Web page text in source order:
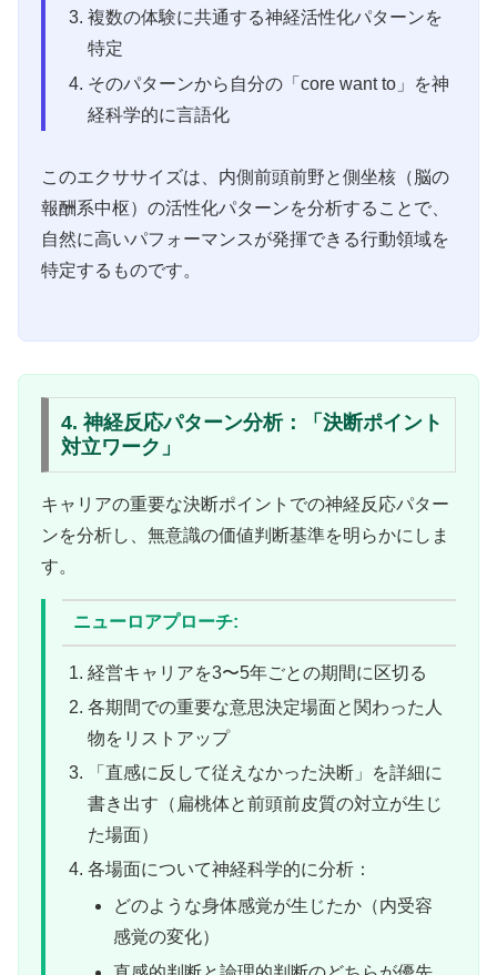
複数の体験に共通する神経活性化パターンを
特定
そのパターンから自分の「core want to」を神
経科学的に言語化
このエクササイズは、内側前頭前野と側坐核（脳の
報酬系中枢）の活性化パターンを分析することで、
自然に高いパフォーマンスが発揮できる行動領域を
特定するものです。
4. 神経反応パターン分析：「決断ポイント
対立ワーク」
キャリアの重要な決断ポイントでの神経反応パター
ンを分析し、無意識の価値判断基準を明らかにしま
す。
ニューロアプローチ:
経営キャリアを3〜5年ごとの期間に区切る
各期間での重要な意思決定場面と関わった人
物をリストアップ
「直感に反して従えなかった決断」を詳細に
書き出す（扁桃体と前頭前皮質の対立が生じ
た場面）
各場面について神経科学的に分析：
どのような身体感覚が生じたか（内受容
感覚の変化）